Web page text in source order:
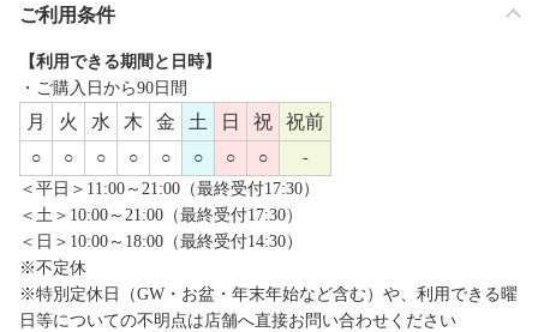
ご利用条件
【利用できる期間と日時】
・ご購入日から90日間
月 火 水 木 金 土 日 祝 祝前
○ ○ ○ ○ ○ ○ ○ ○
-
＜平日＞11:00～21:00（最終受付17:30）
＜土＞10:00～21:00（最終受付17:30）
＜日＞10:00～18:00（最終受付14:30）
※不定休
※特別定休日（GW・お盆・年末年始など含む）や、利用できる曜
日等についての不明点は店舗へ直接お問い合わせください